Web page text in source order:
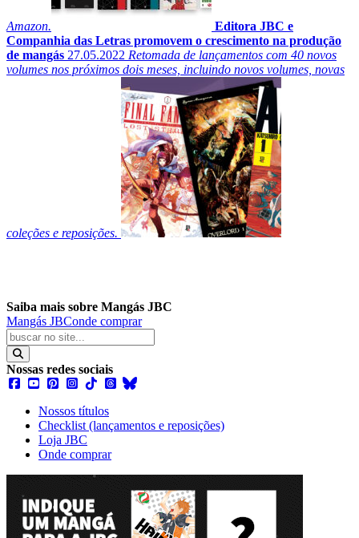
Amazon.
Editora JBC e
Companhia das Letras promovem o crescimento na produção
de mangás 27.05.2022 Retomada de lançamentos com 40 novos
volumes nos próximos dois meses, incluindo novos volumes, novas
coleções e reposições.
Saiba mais sobre Mangás JBC
Mangás JBConde comprar
Nossas redes sociais
Nossos títulos
Checklist (lançamentos e reposições)
Loja JBC
Onde comprar